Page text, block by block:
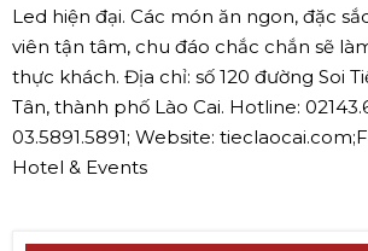
Led hiện đại. Các món ăn ngon, đặc
viên tận tâm, chu đáo chắc chắn sẽ
thực khách. Địa chỉ: số 120 đường Soi
Tân, thành phố Lào Cai. Hotline:
03.5891.5891; Website:
Hotel & Events